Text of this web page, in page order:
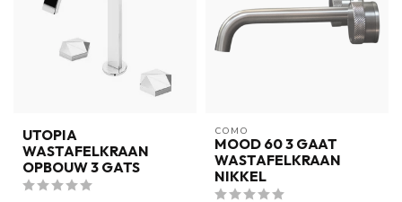
UTOPIA
WASTAFELKRAAN
OPBOUW 3 GATS
COMO
MOOD 60 3 GAAT
WASTAFELKRAAN
NIKKEL